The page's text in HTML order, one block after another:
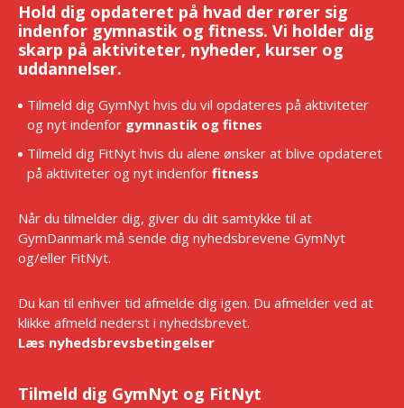
Hold dig opdateret på hvad der rører sig
indenfor gymnastik og fitness. Vi holder dig
skarp på aktiviteter, nyheder, kurser og
uddannelser.
Tilmeld dig GymNyt hvis du vil opdateres på aktiviteter
og nyt indenfor gymnastik og fitnes
Tilmeld dig FitNyt hvis du alene ønsker at blive opdateret
på aktiviteter og nyt indenfor fitness
Når du tilmelder dig, giver du dit samtykke til at
GymDanmark må sende dig nyhedsbrevene GymNyt
og/eller FitNyt.
Du kan til enhver tid afmelde dig igen. Du afmelder ved at
klikke afmeld nederst i nyhedsbrevet.
Læs nyhedsbrevsbetingelser
Tilmeld dig GymNyt og FitNyt